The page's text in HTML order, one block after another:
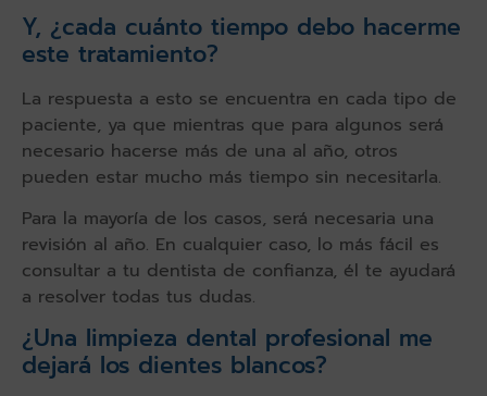
Y, ¿cada cuánto tiempo debo hacerme
este tratamiento?
La respuesta a esto se encuentra en cada tipo de
paciente, ya que mientras que para algunos será
necesario hacerse más de una al año, otros
pueden estar mucho más tiempo sin necesitarla.
Para la mayoría de los casos, será necesaria una
revisión al año. En cualquier caso, lo más fácil es
consultar a tu dentista de confianza, él te ayudará
a resolver todas tus dudas.
¿Una limpieza dental profesional me
dejará los dientes blancos?